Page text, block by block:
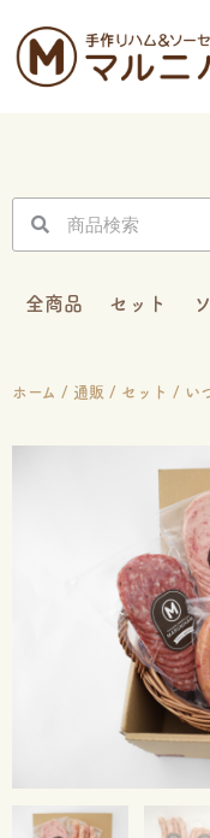
索
全商品 セット
ホーム / 通販 / セット / い